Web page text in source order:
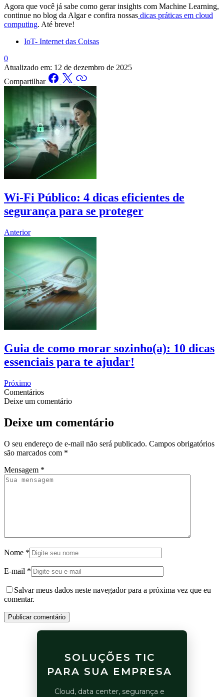
Agora que você já sabe como gerar insights com Machine Learning,
continue no blog da Algar e confira nossas dicas práticas em cloud
computing. Até breve!
IoT- Internet das Coisas
0
Atualizado em: 12 de dezembro de 2025
Compartilhar
Wi-Fi Público: 4 dicas eficientes de
segurança para se proteger
Anterior
Guia de como morar sozinho(a): 10 dicas
essenciais para te ajudar!
Próximo
Comentários
Deixe um comentário
Deixe um comentário
O seu endereço de e-mail não será publicado. Campos obrigatórios
são marcados com *
Mensagem *
Nome *
E-mail *
Salvar meus dados neste navegador para a próxima vez que eu
comentar.
Publicar comentário
SOLUÇÕES TIC
PARA SUA EMPRESA
Cloud, data center, segurança e